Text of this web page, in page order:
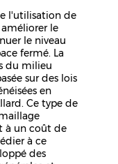
l'utilisation de
le
le niveau
fermé. La
du milieu
sur des lois
en
Ce type de
à un coût de
à ce
des